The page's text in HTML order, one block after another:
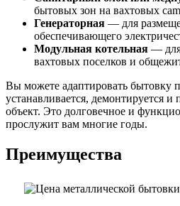
бытовых зон на вахтовых
Генераторная — для
обеспечивающего
Модульная котельная — для
вахтовых поселков и
Вы можете адаптировать бытовку
устанавливается, демонтируется и
объект. Это долговечное и
прослужит вам многие годы.
Преимущества